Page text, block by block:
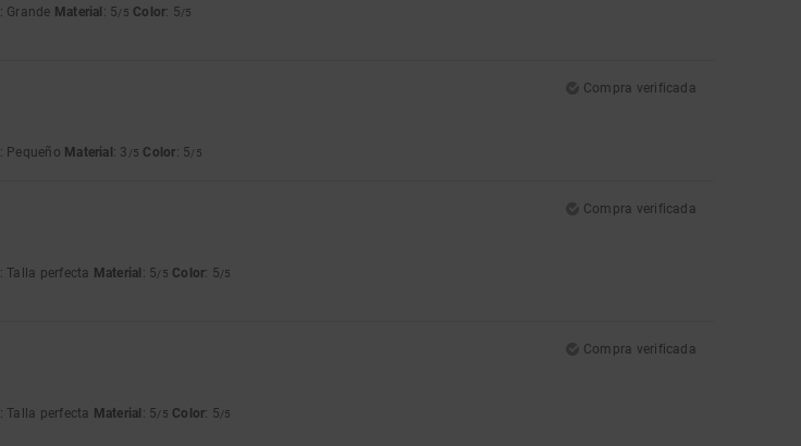
: Grande Material : 5/5 Color: 5/5
Compra verificada
: Pequeño Material : 3 /5 Color: 5/5
Compra verificada
: Talla perfecta Material : 5/5 Color: 5/5
Compra verificada
: Talla perfecta Material : 5/5 Color: 5/5